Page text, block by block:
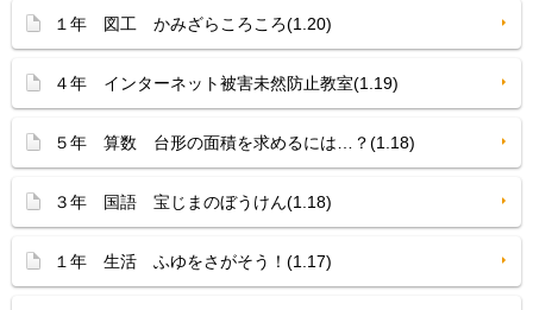
１年 図工 かみざらころころ(1.20)
４年 インターネット被害未然防止教室(1.19)
５年 算数 台形の面積を求めるには…？(1.18)
３年 国語 宝じまのぼうけん(1.18)
１年 生活 ふゆをさがそう！(1.17)